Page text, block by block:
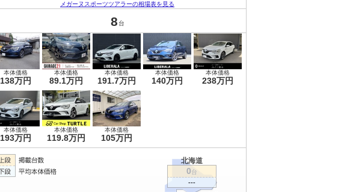
メガーヌスポーツツアラーの相場表を見る
8 台
本体価格
138万円
本体価格
89.1万円
本体価格
191.7万円
本体価格
140万円
本体価格
238万円
本体価格
193万円
本体価格
119.8万円
本体価格
105万円
北海道
0台
---